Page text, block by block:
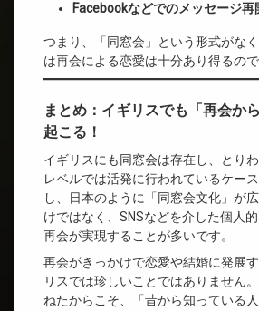
Facebookなどでのメッセージ再
つまり、「同窓会」という形式がな
は再会による恋愛は十分あり得るので
まとめ：イギリスでも「再会か
起こる！
イギリスにも同窓会は存在し、とり
レベルでは活発に行われているケー
し、日本のように「同窓会文化」が
けではなく、SNSなどを介した個人
再会が実現することが多いです。
再会がきっかけで恋愛や結婚に発展
リスでは珍しいことではありません
ねたからこそ、「昔から知っている